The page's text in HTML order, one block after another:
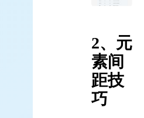
2、元
素间
距技
巧